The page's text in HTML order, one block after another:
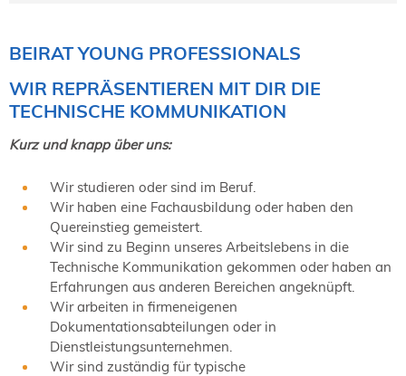
BEIRAT YOUNG PROFESSIONALS
WIR REPRÄSENTIEREN MIT DIR DIE
TECHNISCHE KOMMUNIKATION
Kurz und knapp über uns:
Wir studieren oder sind im Beruf.
Wir haben eine Fachausbildung oder haben den
Quereinstieg gemeistert.
Wir sind zu Beginn unseres Arbeitslebens in die
Technische Kommunikation gekommen oder haben an
Erfahrungen aus anderen Bereichen angeknüpft.
Wir arbeiten in firmeneigenen
Dokumentationsabteilungen oder in
Dienstleistungsunternehmen.
Wir sind zuständig für typische